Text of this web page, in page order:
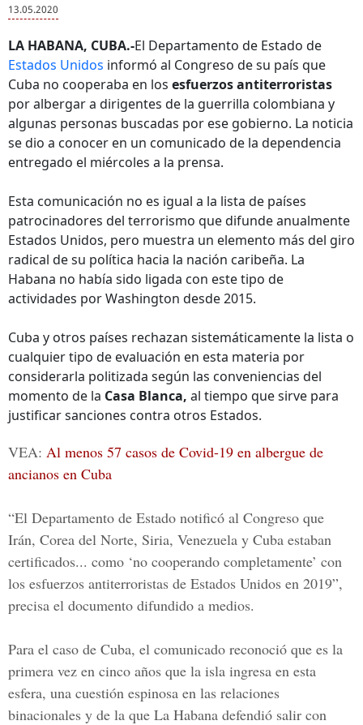
13.05.2020
LA HABANA, CUBA.-El Departamento de Estado de
Estados Unidos informó al Congreso de su país que
Cuba no cooperaba en los esfuerzos antiterroristas
por albergar a dirigentes de la guerrilla colombiana y
algunas personas buscadas por ese gobierno. La noticia
se dio a conocer en un comunicado de la dependencia
entregado el miércoles a la prensa.
Esta comunicación no es igual a la lista de países
patrocinadores del terrorismo que difunde anualmente
Estados Unidos, pero muestra un elemento más del giro
radical de su política hacia la nación caribeña. La
Habana no había sido ligada con este tipo de
actividades por Washington desde 2015.
Cuba y otros países rechazan sistemáticamente la lista o
cualquier tipo de evaluación en esta materia por
considerarla politizada según las conveniencias del
momento de la Casa Blanca, al tiempo que sirve para
justificar sanciones contra otros Estados.
VEA: Al menos 57 casos de Covid-19 en albergue de
ancianos en Cuba
“El Departamento de Estado notificó al Congreso que
Irán, Corea del Norte, Siria, Venezuela y Cuba estaban
certificados... como ‘no cooperando completamente’ con
los esfuerzos antiterroristas de Estados Unidos en 2019”,
precisa el documento difundido a medios.
Para el caso de Cuba, el comunicado reconoció que es la
primera vez en cinco años que la isla ingresa en esta
esfera, una cuestión espinosa en las relaciones
binacionales y de la que La Habana defendió salir con